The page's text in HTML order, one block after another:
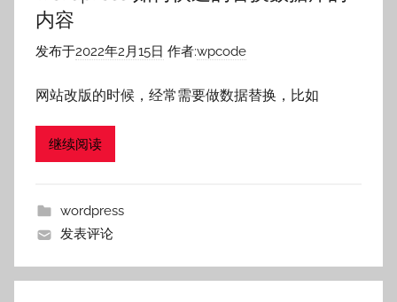
内容
发布于2022年2月15日 作者:wpcode
网站改版的时候，经常需要做数据替换，比如
继续阅读
wordpress
发表评论